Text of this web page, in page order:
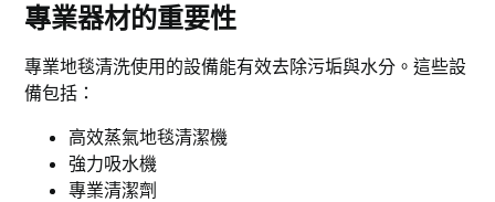
專業器材的重要性
專業地毯清洗使用的設備能有效去除污垢與水分。這些設
備包括：
高效蒸氣地毯清潔機
強力吸水機
專業清潔劑